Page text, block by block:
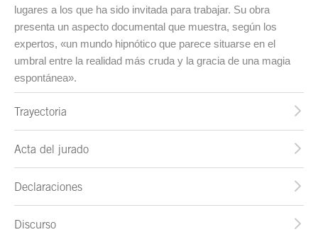
lugares a los que ha sido invitada para trabajar. Su obra
presenta un aspecto documental que muestra, según los
expertos, «un mundo hipnótico que parece situarse en el
umbral entre la realidad más cruda y la gracia de una magia
espontánea».
Trayectoria
Acta del jurado
Declaraciones
Discurso